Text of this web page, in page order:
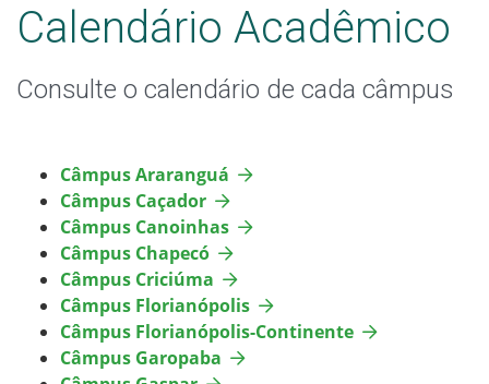
Bibliotecas
Calendário Acadêmico
Docentes e horários de atividades
Intercâmbio Estudantil
Documentos Úteis
Oportunidades
Calendário Acadêmico
Consulte o calendário de cada câmpus
Câmpus Araranguá
Câmpus Caçador
Câmpus Canoinhas
Câmpus Chapecó
Câmpus Criciúma
Câmpus Florianópolis
Câmpus Florianópolis-Continente
Câmpus Garopaba